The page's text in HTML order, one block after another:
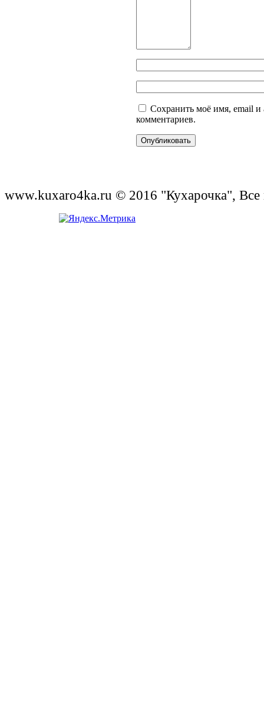
Сохранить моё имя, email и
комментариев.
www.kuxaro4ka.ru © 2016 "Кухарочка",